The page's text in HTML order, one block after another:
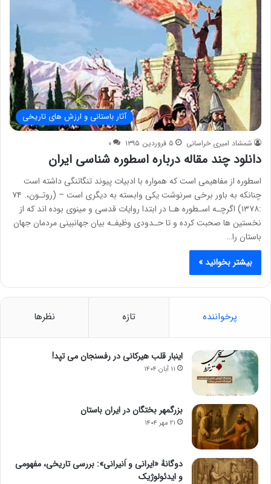
آثار باستانی و ارزش های تاریخی
شمشاد امیری خراسانی ۵ فروردین ۱۳۹۵ ۰
دانلود چند مقاله درباره اسطوره شناسی ایران
اسطوره از مفاهیمی است که همواره با ادبیات پیوند تنگاتنگی داشته است
چنانکه به باور برخی سرنوشت یکی وابسته به دیگری است – (روتـون،. ۷۴
:۱۳۷۸) اگرچـه اسـطوره هـا در ابتدا روایات قدسی و مینوی بوده اند که از
نخستین ها صحبت کرده و تا حـدودی وظیفـه بیان جهانبینی مردمان جهان
باستان را…
بیشتر بخوانید »
پرخواننده تازه نظرها
اینبار قلب هیرکانی در رفسنجان می تپد!
۱۱ آبان ۱۴۰۴
بزرگمهر بختگان در ایران باستان
۲۱ مهر ۱۴۰۴
دوگانهٔ «ایرانی و اَنیرانی»: بررسی تاریخی، مفهومی
و ایدئولوژیک